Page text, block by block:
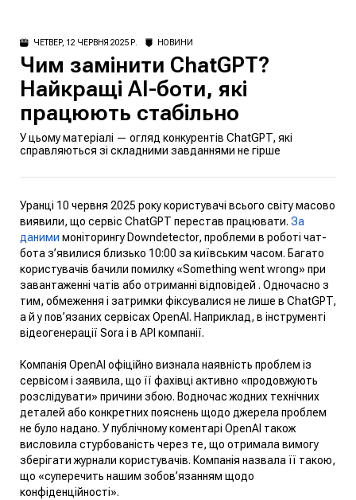
ЧЕТВЕР, 12 ЧЕРВНЯ 2025 Р. НОВИНИ
Чим замінити ChatGPT?
Найкращі AI-боти, які
працюють стабільно
У цьому матеріалі — огляд конкурентів ChatGPT, які
справляються зі складними завданнями не гірше
Уранці 10 червня 2025 року користувачі всього світу масово
виявили, що сервіс ChatGPT перестав працювати. За
даними моніторингу Downdetector, проблеми в роботі чат-
бота з’явилися близько 10:00 за київським часом. Багато
користувачів бачили помилку «Something went wrong» при
завантаженні чатів або отриманні відповідей . Одночасно з
тим, обмеження і затримки фіксувалися не лише в ChatGPT,
а й у пов’язаних сервісах OpenAI. Наприклад, в інструменті
відеогенерації Sora і в API компанії.
Компанія OpenAI офіційно визнала наявність проблем із
сервісом і заявила, що її фахівці активно «продовжують
розслідувати» причини збою. Водночас жодних технічних
деталей або конкретних пояснень щодо джерела проблем
не було надано. У публічному коментарі OpenAI також
висловила стурбованість через те, що отримала вимогу
зберігати журнали користувачів. Компанія назвала її такою,
що «суперечить нашим зобов’язанням щодо
конфіденційності».